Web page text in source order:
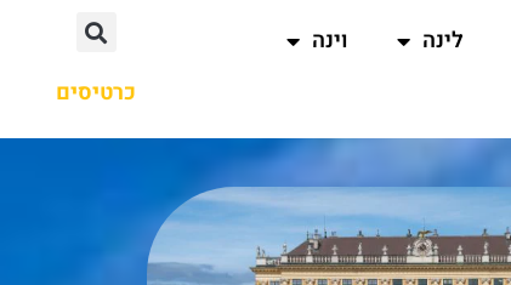
לינה
וינה
כרטיסים